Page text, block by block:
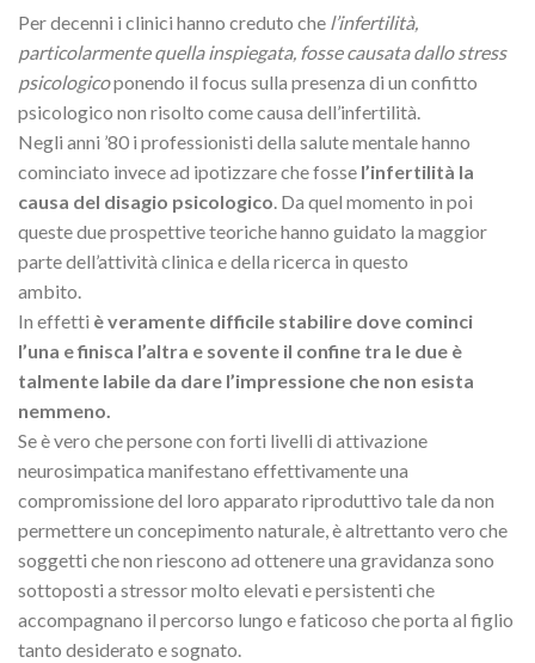
Per decenni i clinici hanno creduto che l’infertilità,
particolarmente quella inspiegata, fosse causata dallo stress
psicologicoponendo il focus sulla presenza di un confitto
psicologico non risolto come causa dell’infertilità.
Negli anni ’80 i professionisti della salute mentale hanno
cominciato invece ad ipotizzare che fosse l’infertilità la
causa del disagio psicologico. Da quel momento in poi
queste due prospettive teoriche hanno guidato la maggior
parte dell’attività clinica e della ricerca in questo
ambito.
In effetti è veramente difficile stabilire dove cominci
l’una e finisca l’altra e sovente il confine tra le due è
talmente labile da dare l’impressione che non esista
nemmeno.
Se è vero che persone con forti livelli di attivazione
neurosimpatica manifestano effettivamente una
compromissione del loro apparato riproduttivo tale da non
permettere un concepimento naturale, è altrettanto vero che
soggetti che non riescono ad ottenere una gravidanza sono
sottoposti a stressor molto elevati e persistenti che
accompagnano il percorso lungo e faticoso che porta al figlio
tanto desiderato e sognato.